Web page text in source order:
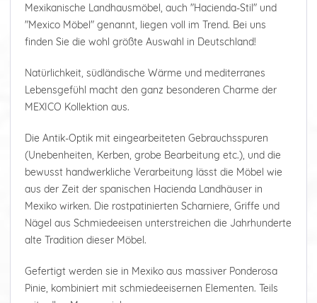
Mexikanische Landhausmöbel, auch "Hacienda-Stil" und
"Mexico Möbel" genannt, liegen voll im Trend. Bei uns
finden Sie die wohl größte Auswahl in Deutschland!
Natürlichkeit, südländische Wärme und mediterranes
Lebensgefühl macht den ganz besonderen Charme der
MEXICO Kollektion aus.
Die Antik-Optik mit eingearbeiteten Gebrauchsspuren
(Unebenheiten, Kerben, grobe Bearbeitung etc.), und die
bewusst handwerkliche Verarbeitung lässt die Möbel wie
aus der Zeit der spanischen Hacienda Landhäuser in
Mexiko wirken. Die rostpatinierten Scharniere, Griffe und
Nägel aus Schmiedeeisen unterstreichen die Jahrhunderte
alte Tradition dieser Möbel.
Gefertigt werden sie in Mexiko aus massiver Ponderosa
Pinie, kombiniert mit schmiedeeisernen Elementen. Teils